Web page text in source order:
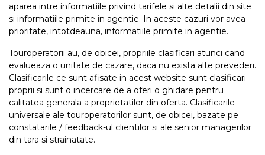
aparea intre informatiile privind tarifele si alte detalii din site
si informatiile primite in agentie. In aceste cazuri vor avea
prioritate, intotdeauna, informatiile primite in agentie.
Touroperatorii au, de obicei, propriile clasificari atunci cand
evalueaza o unitate de cazare, daca nu exista alte prevederi.
Clasificarile ce sunt afisate in acest website sunt clasificari
proprii si sunt o incercare de a oferi o ghidare pentru
calitatea generala a proprietatilor din oferta. Clasificarile
universale ale touroperatorilor sunt, de obicei, bazate pe
constatarile / feedback-ul clientilor si ale senior managerilor
din tara si strainatate.